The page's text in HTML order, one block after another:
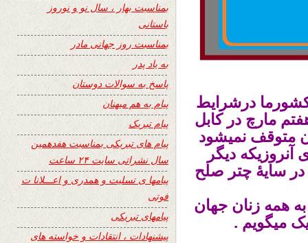
درشرایط
مارچ در کابل
متوقف نمیشود
آنروزیکه دیگر
سایۀ چتر صلح
همه زنان جهان
میگویم .
بمناسبت بهار ، سال نو و نوروز
باستانی
بمناسبت روز جهانی مادر
به یاد پدر
پاسخ به سوالات دوستان
پیام به هم میهنان
پیام تبریک
پیام های تبریکی بمناسبت هفدهمین
سال نشراتی سایت ۲۴ ساعت
پیامها ی تسلیت و همدری و اعـــلانا ت
فوتی
پیامهای تبریکی
پیشنهادات ، انتقادات و خواسته های